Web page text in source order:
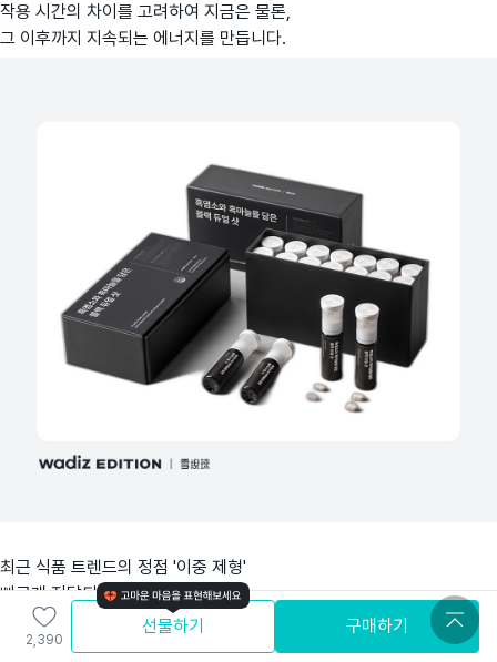
작용 시간의 차이를 고려하여 지금은 물론,
그 이후까지 지속되는 에너지를 만듭니다.
최근 식품 트렌드의 정점 '이중 제형'
빠르게 전달되어 채워주는 진액,
오랫동안 유지되는 타정
2,390
선물하기 구매하기